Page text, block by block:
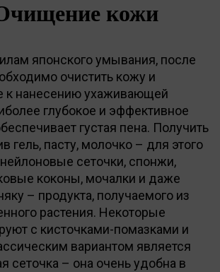
кожи
японского умывания, после
очистить кожу и
к нанесению ухаживающей
глубокое и эффективное
густая пена. Получить
гель, пасту, молочко – для этого
сеточки, спонжи,
коконы, мочалки и даже
– продукта, получаемого из
растения. Некоторые
с кисточками-помазками и
вариантом является
сеточка – она очень удобна в